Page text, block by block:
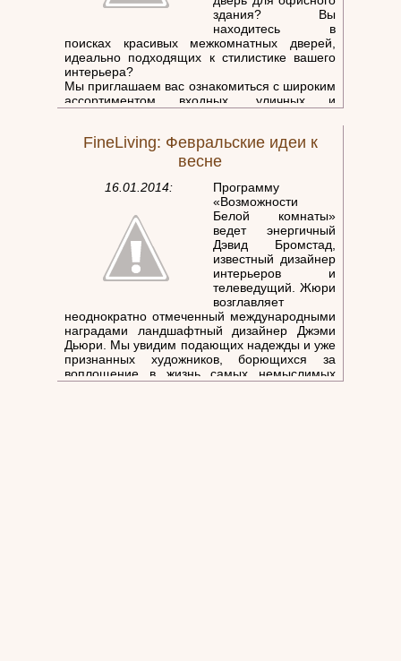
здания? Вы
находитесь в
поисках красивых межкомнатных дверей,
идеально подходящих к стилистике вашего
интерьера?
Мы приглашаем вас ознакомиться с широким
ассортиментом входных, уличных и
(импорт из Италии и производство в
FineLiving: Февральские идеи к
весне
16.01.2014:
Программу
«Возможности
Белой комнаты»
ведет энергичный
Дэвид Бромстад,
известный дизайнер
интерьеров и
телеведущий. Жюри
возглавляет
неоднократно отмеченный международными
наградами ландшафтный дизайнер Джэми
Дьюри. Мы увидим подающих надежды и уже
признанных художников, борющихся за
воплощение в жизнь самых немыслимых